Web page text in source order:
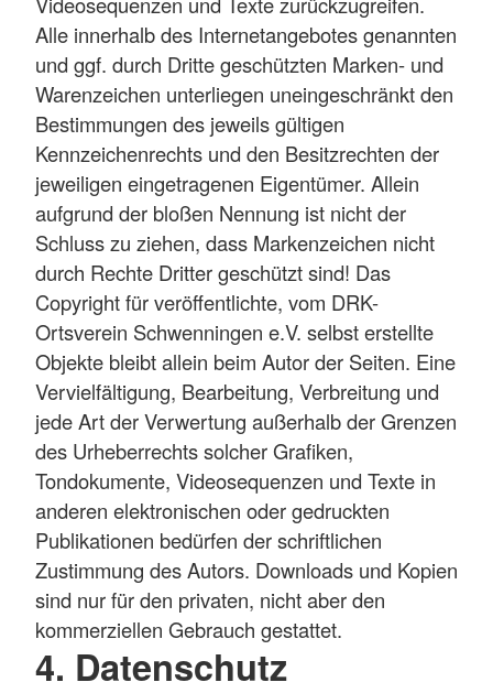
Alle innerhalb des Internetangebotes genannten
und ggf. durch Dritte geschützten Marken- und
Warenzeichen unterliegen uneingeschränkt den
Bestimmungen des jeweils gültigen
Kennzeichenrechts und den Besitzrechten der
jeweiligen eingetragenen Eigentümer. Allein
aufgrund der bloßen Nennung ist nicht der
Schluss zu ziehen, dass Markenzeichen nicht
durch Rechte Dritter geschützt sind! Das
Copyright für veröffentlichte, vom DRK-
Ortsverein Schwenningen e.V. selbst erstellte
Objekte bleibt allein beim Autor der Seiten. Eine
Vervielfältigung, Bearbeitung, Verbreitung und
jede Art der Verwertung außerhalb der Grenzen
des Urheberrechts solcher Grafiken,
Tondokumente, Videosequenzen und Texte in
anderen elektronischen oder gedruckten
Publikationen bedürfen der schriftlichen
Zustimmung des Autors. Downloads und Kopien
sind nur für den privaten, nicht aber den
kommerziellen Gebrauch gestattet.
4. Datenschutz